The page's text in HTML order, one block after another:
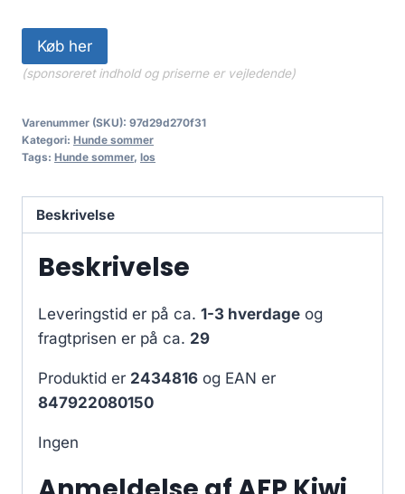
Køb her
(sponsoreret indhold og priserne er vejledende)
Varenummer (SKU): 97d29d270f31
Kategori: Hunde sommer
Tags: Hunde sommer, los
Beskrivelse
Beskrivelse
Leveringstid er på ca. 1-3 hverdage og
fragtprisen er på ca. 29
Produktid er 2434816 og EAN er
847922080150
Ingen